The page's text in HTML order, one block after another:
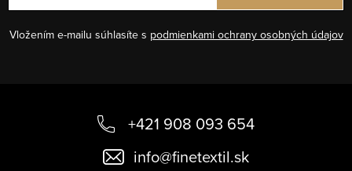
Vložením e-mailu súhlasíte s podmienkami ochrany osobných údajov
+421 908 093 654
info@finetextil.sk